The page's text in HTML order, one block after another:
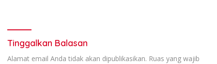
Tinggalkan Balasan
Alamat email Anda tidak akan dipublikasikan. Ruas yang wajib